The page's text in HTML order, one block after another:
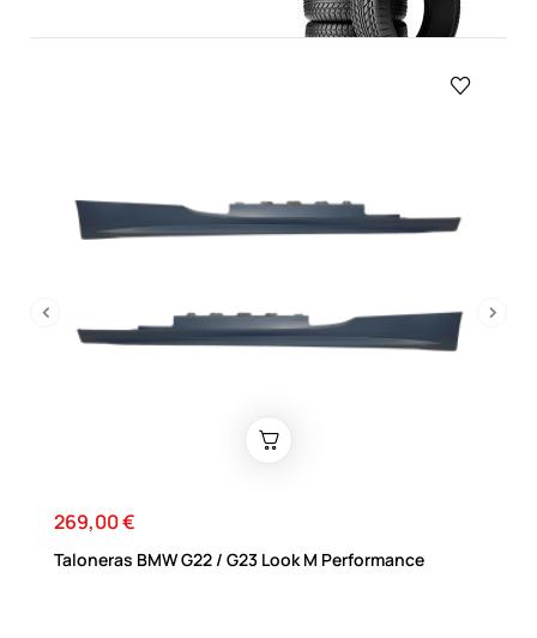
Precio
269,00 €
Taloneras BMW G22 / G23 Look M Performance